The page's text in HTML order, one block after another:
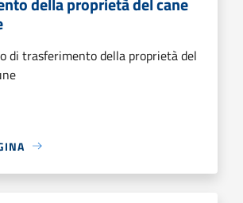
di trasferimento della proprietà del